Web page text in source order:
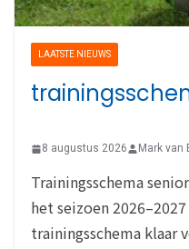
LAATSTE NIEUWS
8 augustus 2026 Mark van
Trainingsschema
het seizoen
trainingsschema klaar